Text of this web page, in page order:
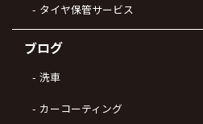
タイヤ保管サービス
ブログ
洗車
カーコーティング